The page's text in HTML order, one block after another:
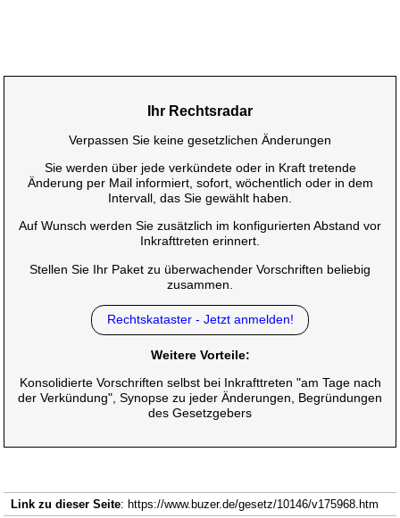
Ihr Rechtsradar
Verpassen Sie keine gesetzlichen Änderungen
Sie werden über jede verkündete oder in Kraft tretende
Änderung per Mail informiert, sofort, wöchentlich oder in dem
Intervall, das Sie gewählt haben.
Auf Wunsch werden Sie zusätzlich im konfigurierten Abstand vor
Inkrafttreten erinnert.
Stellen Sie Ihr Paket zu überwachender Vorschriften beliebig
zusammen.
Rechtskataster - Jetzt anmelden!
Weitere Vorteile:
Konsolidierte Vorschriften selbst bei Inkrafttreten "am Tage nach
der Verkündung", Synopse zu jeder Änderungen, Begründungen
des Gesetzgebers
Link zu dieser Seite: https://www.buzer.de/gesetz/10146/v175968.htm